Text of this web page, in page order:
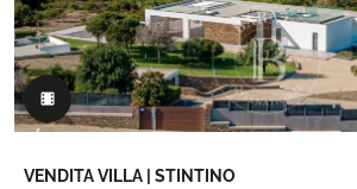
VENDITA VILLA | STINTINO